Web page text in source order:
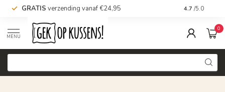
GRATIS verzending vanaf €24,95 Voor 16.00
4.7 /5.0
MENU
0